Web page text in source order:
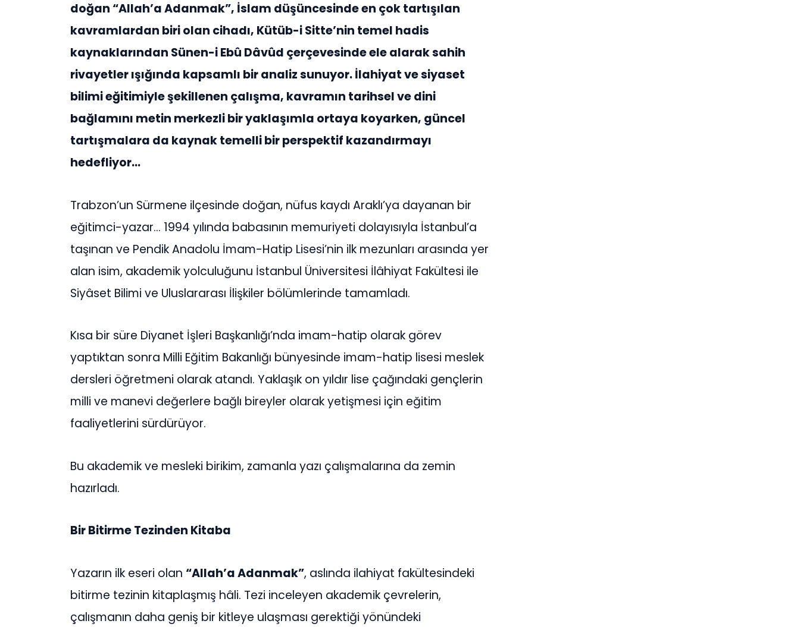
doğan “Allah’a Adanmak”, İslam düşüncesinde en çok tartışılan
kavramlardan biri olan cihadı, Kütüb-i Sitte’nin temel hadis
kaynaklarından Sünen-i Ebû Dâvûd çerçevesinde ele alarak sahih
rivayetler ışığında kapsamlı bir analiz sunuyor. İlahiyat ve siyaset
bilimi eğitimiyle şekillenen çalışma, kavramın tarihsel ve dini
bağlamını metin merkezli bir yaklaşımla ortaya koyarken, güncel
tartışmalara da kaynak temelli bir perspektif kazandırmayı
hedefliyor…
Trabzon’un Sürmene ilçesinde doğan, nüfus kaydı Araklı’ya dayanan bir
eğitimci-yazar… 1994 yılında babasının memuriyeti dolayısıyla İstanbul’a
taşınan ve Pendik Anadolu İmam-Hatip Lisesi’nin ilk mezunları arasında yer
alan isim, akademik yolculuğunu İstanbul Üniversitesi İlâhiyat Fakültesi ile
Siyâset Bilimi ve Uluslararası İlişkiler bölümlerinde tamamladı.
Kısa bir süre Diyanet İşleri Başkanlığı’nda imam-hatip olarak görev
yaptıktan sonra Milli Eğitim Bakanlığı bünyesinde imam-hatip lisesi meslek
dersleri öğretmeni olarak atandı. Yaklaşık on yıldır lise çağındaki gençlerin
milli ve manevi değerlere bağlı bireyler olarak yetişmesi için eğitim
faaliyetlerini sürdürüyor.
Bu akademik ve mesleki birikim, zamanla yazı çalışmalarına da zemin
hazırladı.
Bir Bitirme Tezinden Kitaba
Yazarın ilk eseri olan “Allah’a Adanmak”, aslında ilahiyat fakültesindeki
bitirme tezinin kitaplaşmış hâli. Tezi inceleyen akademik çevrelerin,
çalışmanın daha geniş bir kitleye ulaşması gerektiği yönündeki